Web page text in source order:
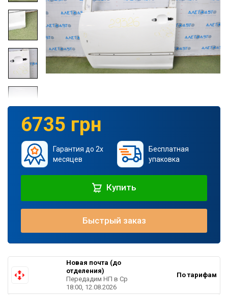
6735 грн
Гарантия до 2х
месяцев
Бесплатная
упаковка
Купить
Быстрый заказ
Новая почта (до
отделения)
Передадим НП в Ср
18:00, 12.08.2026
По тарифам